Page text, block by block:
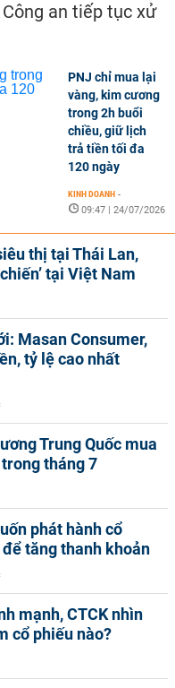
an tiếp tục xử
PNJ chỉ mua lại
vàng, kim cương
trong 2h buổi
chiều, giữ lịch
trả tiền tối đa
120 ngày
KINH DOANH -
09:47 | 24/07/2026
thị tại Thái Lan,
tại Việt Nam
Masan Consumer,
tỷ lệ cao nhất
Trung Quốc mua
tháng 7
phát hành cổ
tăng thanh khoản
mạnh, CTCK nhìn
cổ phiếu nào?